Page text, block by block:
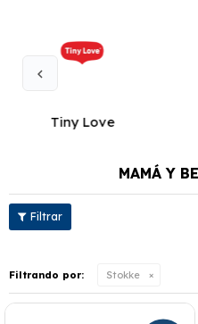
Tiny Love
MAMÁ Y
Filtrando por: Stokke